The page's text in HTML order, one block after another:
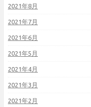
2021年8月
2021年7月
2021年6月
2021年5月
2021年4月
2021年3月
2021年2月